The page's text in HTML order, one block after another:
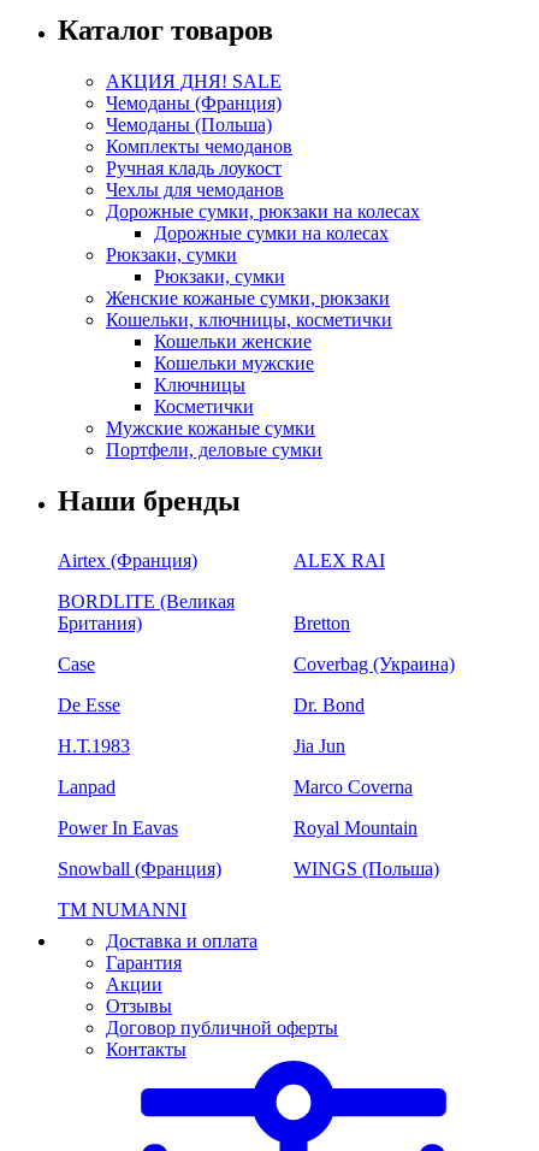
Каталог товаров
АКЦИЯ ДНЯ! SALE
Чемоданы (Франция)
Чемоданы (Польша)
Комплекты чемоданов
Ручная кладь лоукост
Чехлы для чемоданов
Дорожные сумки, рюкзаки на колесах
Дорожные сумки на колесах
Рюкзаки, сумки
Рюкзаки, сумки
Женские кожаные сумки, рюкзаки
Кошельки, ключницы, косметички
Кошельки женские
Кошельки мужские
Ключницы
Косметички
Мужские кожаные сумки
Портфели, деловые сумки
Наши бренды
Airtex (Франция)
ALEX RAI
BORDLITE (Великая
Британия)
Bretton
Case
Coverbag (Украина)
De Esse
Dr. Bond
H.Т.1983
Jia Jun
Lanpad
Marco Coverna
Power In Eavas
Royal Mountain
Snowball (Франция)
WINGS (Польша)
ТМ NUMANNI
Доставка и оплата
Гарантия
Акции
Отзывы
Договор публичной оферты
Контакты